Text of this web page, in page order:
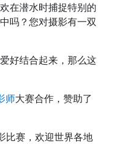
在潜水时捕捉特别的
吗？您对摄影有一双
好结合起来，那么这
师大赛合作，赞助了
比赛，欢迎世界各地